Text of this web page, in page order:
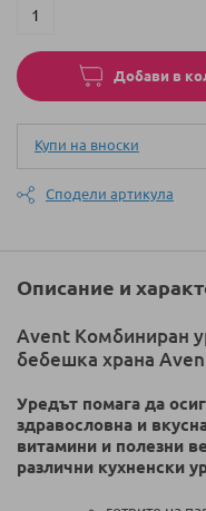
Добави в
Купи на вноски
Сподели артикула
Описание и
Avent Комбиниран
бебешка храна
Уредът помага да
здравословна и
витамини и полезни
различни кухненски